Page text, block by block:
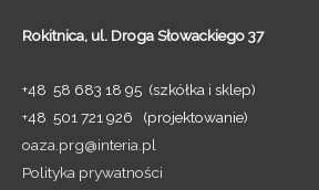
Rokitnica, ul. Droga Słowackiego 37
+48 58 683 18 95 (szkółka i sklep)
+48 501 721 926 (projektowanie)
oaza.prg@interia.pl
Polityka prywatności